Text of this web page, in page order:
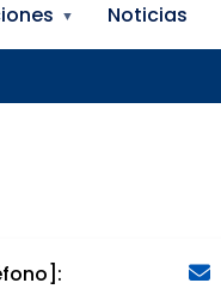
▼ Noticias